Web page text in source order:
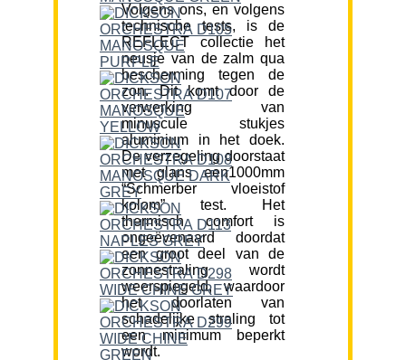
Volgens ons, en volgens
technische tests, is de
REFLECT collectie het
neusje van de zalm qua
bescherming tegen de
zon. Dit komt door de
verwerking van
minuscule stukjes
aluminium in het doek.
De verzegeling doorstaat
met glans een1000mm
“Schmerber vloeistof
kolom” test. Het
thermisch comfort is
ongeëvenaard doordat
een groot deel van de
zonnestraling wordt
weerspiegeld, waardoor
het doorlaten van
schadelijke straling tot
een minimum beperkt
wordt.